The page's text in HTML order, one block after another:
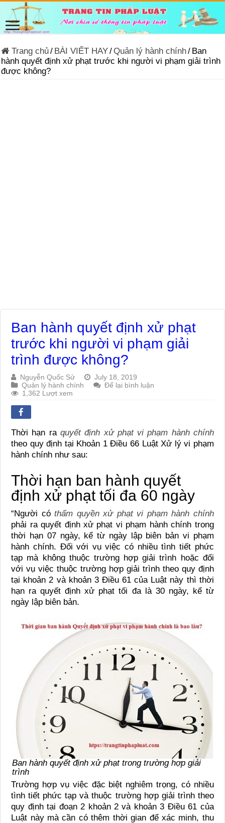
Trang chủ/ BÀI VIẾT HAY/Quản lý hành chính/ Ban
hành quyết định xử phạt trước khi người vi phạm giải trình
được không?
Ban hành quyết định xử phạt
trước khi người vi phạm giải
trình được không?
Nguyễn Quốc Sử
July 18, 2019
Quản lý hành chính
Để lại bình luận
1,362 Lượt xem
Thời hạn ra quyết định xử phạt vi phạm hành chính
theo quy định tại Khoản 1 Điều 66 Luật Xử lý vi phạm
hành chính như sau:
Thời hạn ban hành quyết
định xử phạt tối đa 60 ngày
“Người cóthẩm quyền xử phạt vi phạm hành chính
phải ra quyết định xử phạt vi phạm hành chính trong
thời hạn 07 ngày, kể từ ngày lập biên bản vi phạm
hành chính. Đối với vụ việc có nhiều tình tiết phức
tạp mà không thuộc trường hợp giải trình hoặc đối
với vụ việc thuộc trường hợp giải trình theo quy định
tại khoản 2 và khoản 3 Điều 61 của Luật này thì thời
hạn ra quyết định xử phạt tối đa là 30 ngày, kể từ
ngày lập biên bản.
Ban hành quyết định xử phạt trong trường hợp giải
trình
Trường hợp vụ việc đặc biệt nghiêm trọng, có nhiều
tình tiết phức tạp và thuộc trường hợp giải trình theo
quy định tại đoạn 2 khoản 2 và khoản 3 Điều 61 của
Luật này mà cần có thêm thời gian để xác minh, thu